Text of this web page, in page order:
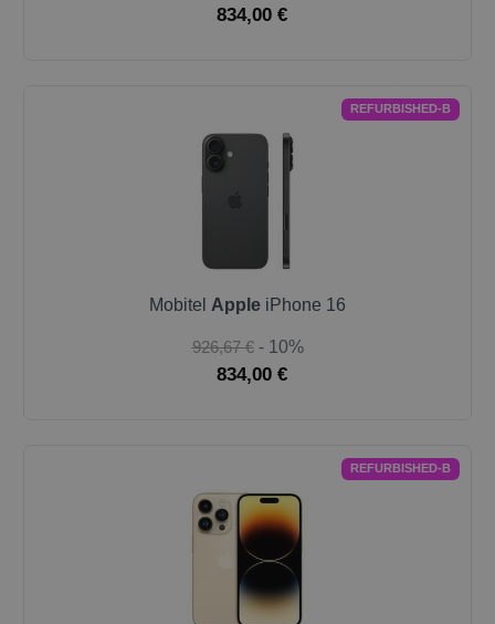
834,00 €
REFURBISHED-B
Mobitel Apple iPhone 16
926,67 € - 10%
834,00 €
REFURBISHED-B